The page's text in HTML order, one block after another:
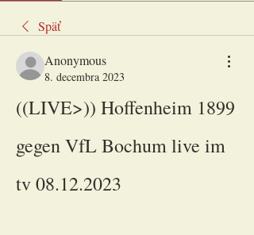
Späť
Anonymous
8. decembra 2023
((LIVE>)) Hoffenheim 1899
gegen VfL Bochum live im
tv 08.12.2023